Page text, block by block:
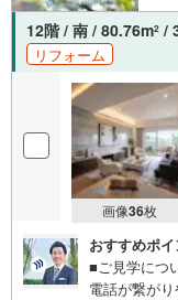
12階 / 南 / 80.76m2 /
リフォーム
画像36枚
おすすめポイ
■ご見学につ
電話が繋が